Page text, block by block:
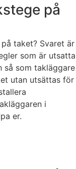
på
taket? Svaret är
som är utsatta
som takläggare
utan utsättas för
i
er.